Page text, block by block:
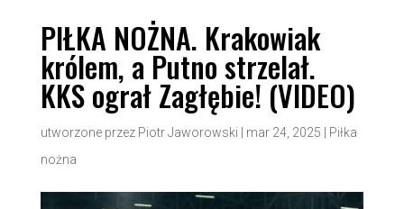
PIŁKA NOŻNA. Krakowiak
królem, a Putno strzelał.
KKS ograł Zagłębie! (VIDEO)
utworzone przez Piotr Jaworowski | mar 24, 2025 | Piłka
nożna